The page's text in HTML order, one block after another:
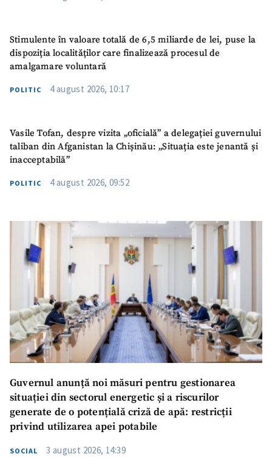
Stimulente în valoare totală de 6,5 miliarde de lei, puse la
dispoziția localităților care finalizează procesul de
amalgamare voluntară
POLITIC 4 august 2026, 10:17
Vasile Tofan, despre vizita „oficială” a delegației guvernului
taliban din Afganistan la Chișinău: „Situația este jenantă și
inacceptabilă”
POLITIC 4 august 2026, 09:52
Guvernul anunță noi măsuri pentru gestionarea
situației din sectorul energetic și a riscurilor
generate de o potențială criză de apă: restricții
privind utilizarea apei potabile
SOCIAL 3 august 2026, 14:39